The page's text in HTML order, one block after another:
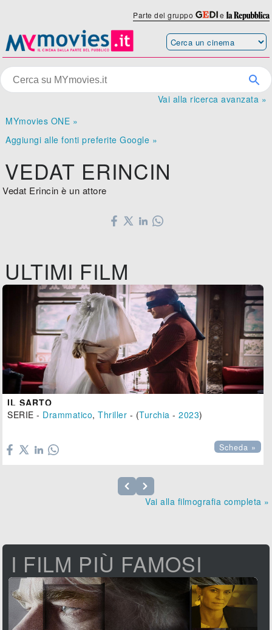
Parte del gruppo e
Vai alla ricerca avanzata »
MYmovies ONE »
Aggiungi alle fonti preferite Google »
VEDAT ERINCIN
Vedat Erincin è un attore
ULTIMI FILM
IL SARTO
SERIE - Drammatico,Thriller - (Turchia -2023)
Scheda »
Vai alla filmografia completa »
I FILM PIÙ FAMOSI